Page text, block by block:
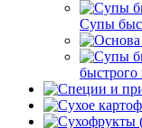
Супы
быстрого